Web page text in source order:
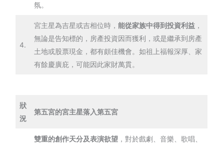
氛。
4.
宮主星為吉星或吉相位時，能從家族中得到投資利益 ，
無論是告知標的，房產投資因而獲利，或是繼承到房產
土地或股票現金，都有頗佳機會。如祖上福報深厚、家
有餘慶廣庇，可能因此家財萬貫。
狀
況
第五宮的宮主星落入第五宮
雙重的創作天分及表演欲望 ，對於戲劇、音樂、歌唱、